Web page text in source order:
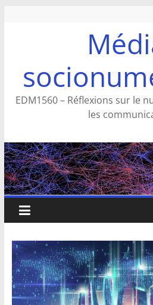
EDM1560 – Réflexions sur le
les